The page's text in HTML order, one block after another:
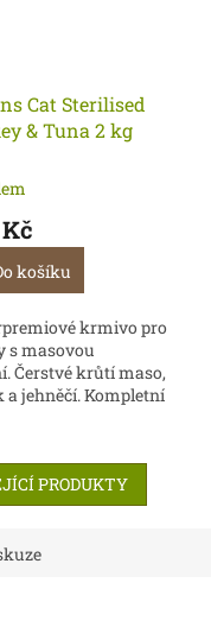
Cat Sterilised
& Tuna 2 kg
košíku
krmivo pro
s masovou
Čerstvé krůtí maso,
a jehněčí. Kompletní
PRODUKTY